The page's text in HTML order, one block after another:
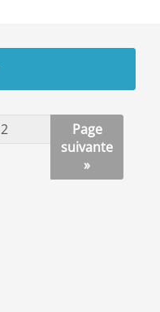
Page
suivante
»